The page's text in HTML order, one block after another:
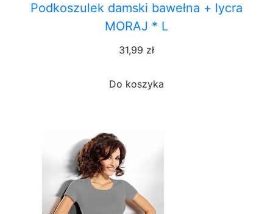
Podkoszulek damski bawełna + lycra
MORAJ * L
31,99 zł
Do koszyka